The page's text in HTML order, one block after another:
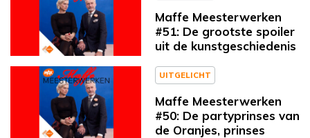
Maffe Meesterwerken
#51: De grootste spoiler
uit de kunstgeschiedenis
UITGELICHT
Maffe Meesterwerken
#50: De partyprinses van
de Oranjes, prinses